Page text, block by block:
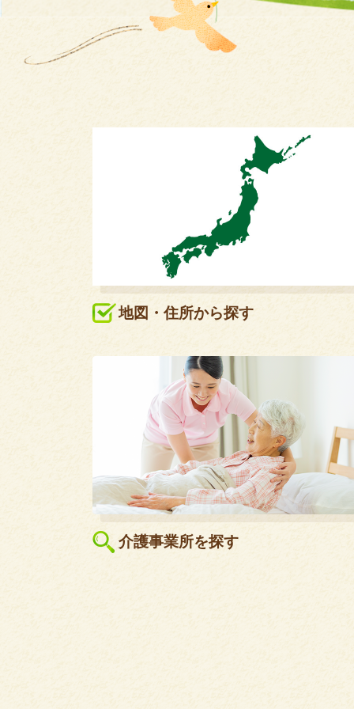
地図・住所から探す
介護事業所を探す